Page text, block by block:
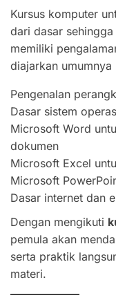
Kursus komputer
dari dasar
memiliki
diajarkan umumnya
Pengenalan
Dasar sistem
Microsoft Word
dokumen
Microsoft Excel
Microsoft
Dasar internet dan
Dengan mengikuti
pemula akan
serta praktik
materi.